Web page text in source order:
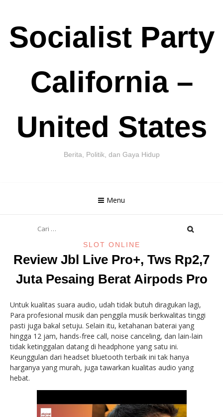
content
Socialist Party
California –
United States
Berita, Politik, dan Gaya Hidup
Menu
untuk:
SLOT ONLINE
Review Jbl Live Pro+, Tws Rp2,7
Juta Pesaing Berat Airpods Pro
Untuk kualitas suara audio, udah tidak butuh diragukan lagi,
Para profesional musik dan penggila musik berkwalitas tinggi
pasti juga bakal setuju. Selain itu, ketahanan baterai yang
hingga 12 jam, hands-free call, noise canceling, dan lain-lain
tidak ketinggalan datang di headphone yang satu ini.
Keunggulan dari headset bluetooth terbaik ini tak hanya
harganya yang murah, juga tawarkan kualitas audio yang
hebat.